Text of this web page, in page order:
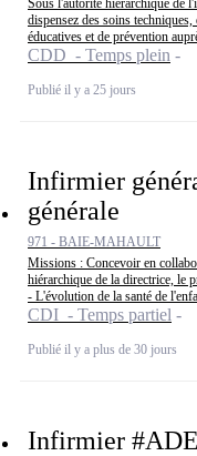
Sous l'autorité hiérarchique de
dispensez des soins
éducatives et de prévention
CDD - Temps plein
Publié il y a 25 jours
Infirmier
générale
971 - BAIE-MAHAULT
Missions : Concevoir en
hiérarchique de la directrice, le
- L'évolution de la santé de
CDI - Temps partiel
Publié il y a plus de 30 jours
Infirmier